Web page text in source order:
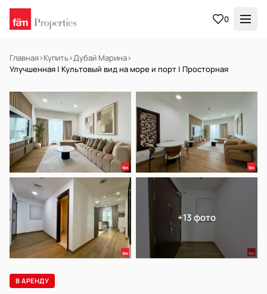
0
Главная›Купить›Дубай Марина›
Улучшенная | Культовый вид на море и порт | Просторная
В АРЕНДУ Готов к заселению
+13 фото
В АРЕНДУ